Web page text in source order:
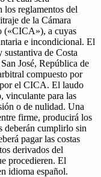
reglamentos del
de la Cámara
(«CICA»), a cuyas
e incondicional. El
de Costa
José, República de
compuesto por
por el CICA. El laudo
vinculante para las
o de nulidad. Una
firme, producirá los
deberán cumplirlo sin
pagar las costas
derivados del
procedieren. El
idioma español.